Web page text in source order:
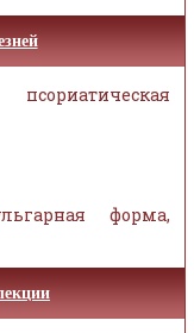
форма,